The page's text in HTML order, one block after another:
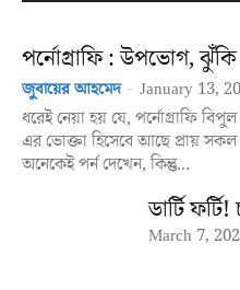
পর্নোগ্রাফি : উপভোগ,
জুবায়ের আহমেদ - January 13,
ধরেই নেয়া হয় যে, পর্নোগ্রাফি
এর ভোক্তা হিসেবে আছে প্রায় সকল
অনেকেই পর্ন দেখেন, কিন্তু...
ডার্টি
March 7,